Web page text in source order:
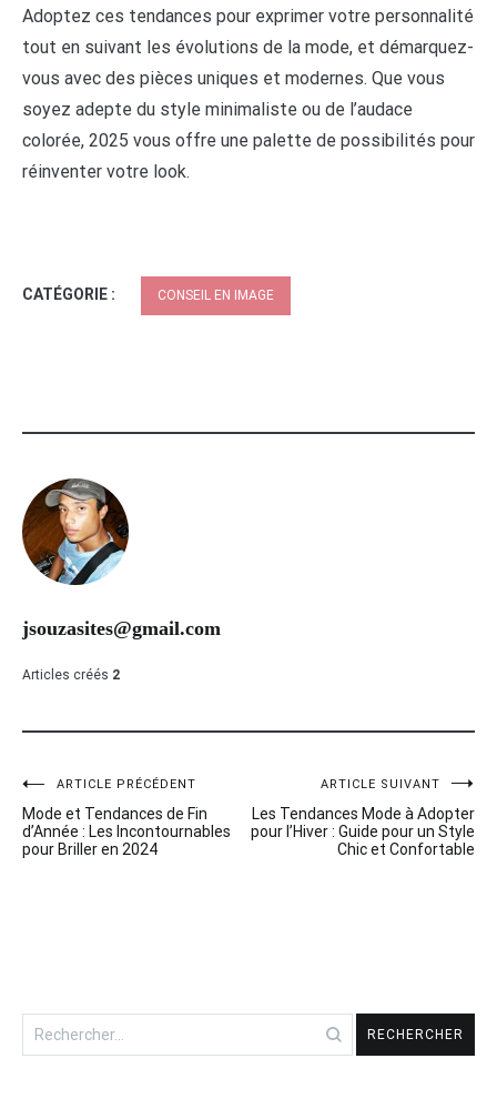
Adoptez ces tendances pour exprimer votre personnalité
tout en suivant les évolutions de la mode, et démarquez-
vous avec des pièces uniques et modernes. Que vous
soyez adepte du style minimaliste ou de l’audace
colorée, 2025 vous offre une palette de possibilités pour
réinventer votre look.
CATÉGORIE : CONSEIL EN IMAGE
jsouzasites@gmail.com
Articles créés 2
Navigation
de
ARTICLE PRÉCÉDENT
Mode et Tendances de Fin
d’Année : Les Incontournables
pour Briller en 2024
ARTICLE SUIVANT
Les Tendances Mode à Adopter
pour l’Hiver : Guide pour un Style
Chic et Confortable
Rechercher :